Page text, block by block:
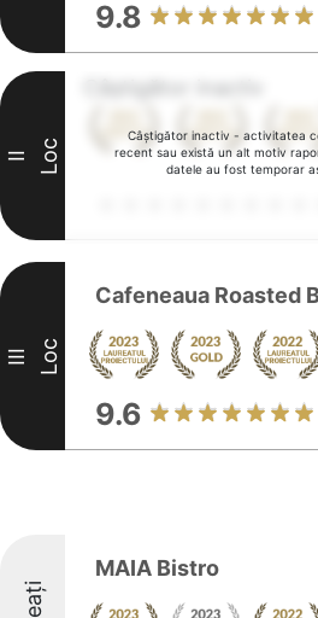
9.8
Câștigător inactiv - activitatea
recent sau există un alt motiv
datele au fost temporar
II Loc
III Loc
Cafeneaua Roasted
9.6
MAIA Bistro